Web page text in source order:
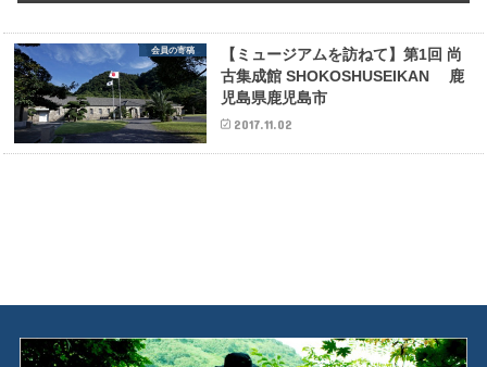
会員の寄稿
【ミュージアムを訪ねて】第1回 尚
古集成館 SHOKOSHUSEIKAN 鹿
児島県鹿児島市
2017.11.02